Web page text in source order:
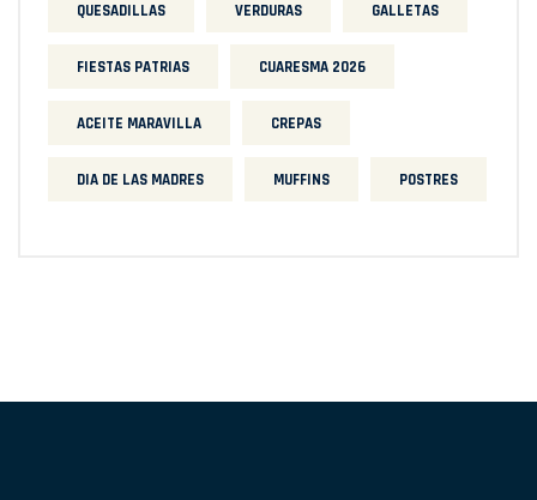
QUESADILLAS VERDURAS GALLETAS
FIESTAS PATRIAS CUARESMA 2026
ACEITE MARAVILLA CREPAS
DIA DE LAS MADRES MUFFINS POSTRES